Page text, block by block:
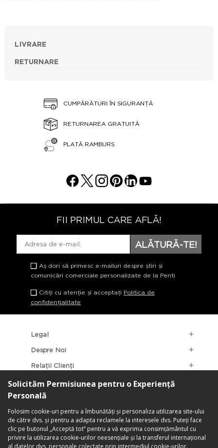
LIVRARE
RETURNARE
CUMPĂRĂTURI ÎN SIGURANȚĂ
RETURNAREA GRATUITĂ
PLATĂ RAMBURS
FII PRIMUL CARE AFLĂ!
ALĂTURĂ-TE!
Aș dori să primesc e-mailuri despre știri și
comunicări comerciale personalizate de la Penti
Citiți cu atenție și acceptați Politica de
confidențialitate
Legal
Despre Noi
Relații Clienți
Categorii Populare
Localizarea Magazinelor
contact@penti.com.ro